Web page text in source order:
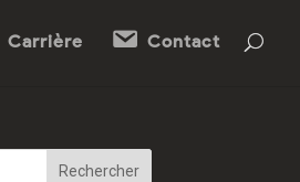
Carrière Contact